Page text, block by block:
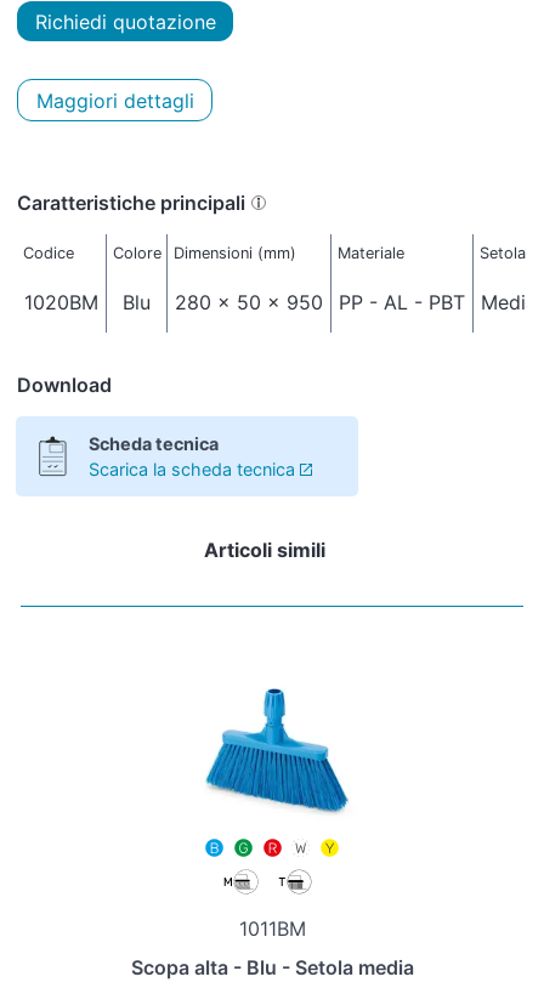
Richiedi quotazione
Maggiori dettagli
Caratteristiche principali
Codice Colore Dimensioni (mm) Materiale Setola
1020BM Blu 280 x 50 x 950 PP - AL - PBT
Download
Scheda tecnica
Scarica la scheda tecnica
Articoli simili
1011BM
Scopa alta - Blu - Setola media